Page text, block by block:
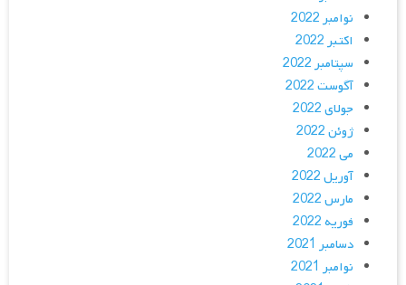
نوامبر 2022
اکتبر 2022
سپتامبر 2022
آگوست 2022
جولای 2022
ژوئن 2022
می 2022
آوریل 2022
مارس 2022
فوریه 2022
دسامبر 2021
نوامبر 2021